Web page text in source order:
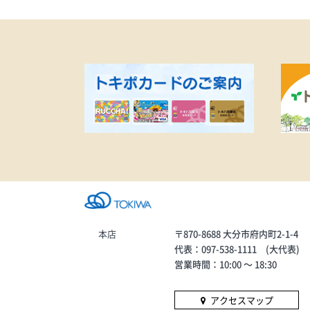
本店
〒870-8688 大分市府内町2-1-4
代表：097-538-1111 (大代表)
営業時間：10:00 〜 18:30
アクセスマップ